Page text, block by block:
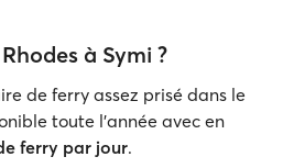
à Symi ?
de ferry assez prisé dans le
toute l’année avec en
ferry par jour.